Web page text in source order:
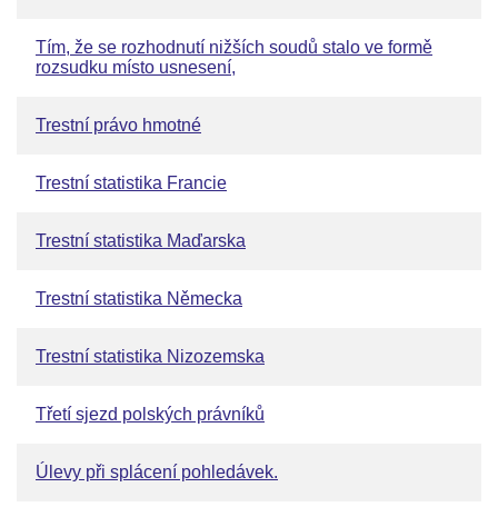
Tím, že se rozhodnutí nižších soudů stalo ve formě
rozsudku místo usnesení,
Trestní právo hmotné
Trestní statistika Francie
Trestní statistika Maďarska
Trestní statistika Německa
Trestní statistika Nizozemska
Třetí sjezd polských právníků
Úlevy při splácení pohledávek.